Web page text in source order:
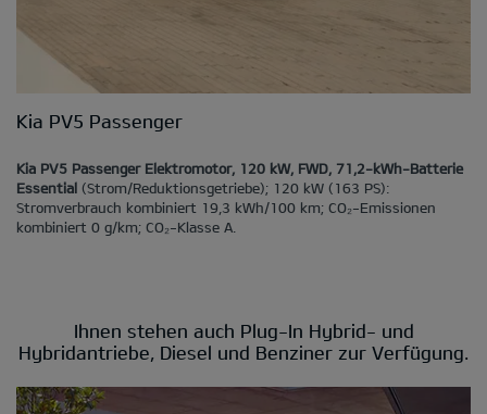
Kia PV5 Passenger
Kia PV5 Passenger Elektromotor, 120 kW, FWD, 71,2-kWh-Batterie
Essential (Strom/Reduktionsgetriebe); 120 kW (163 PS):
Stromverbrauch kombiniert 19,3 kWh/100 km; CO₂-Emissionen
kombiniert 0 g/km; CO₂-Klasse A.
Ihnen stehen auch Plug-In Hybrid- und
Hybridantriebe, Diesel und Benziner zur Verfügung.